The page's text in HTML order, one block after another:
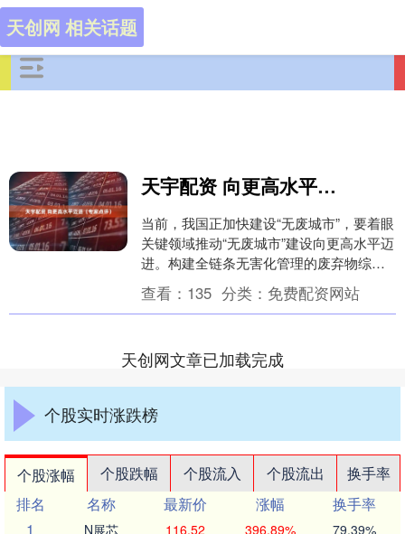
天创网 相关话题
天宇配资 向更高水平迈进（专家点评）
当前，我国正加快建设“无废城市”，要着眼
关键领域推动“无废城市”建设向更高水平迈
进。构建全链条无害化管理的废弃物综合
治理体系，加强无害化贮存、转运、处置
等基础设....
查看： 135 分类： 免费配资网站
天创网文章已加载完成
个股实时涨跌榜
个股涨幅 个股跌幅 个股流入 个股流出
换手率
排名
名称 最新价 涨幅
换手率
1
N展芯 116.52 396.89% 79.39%